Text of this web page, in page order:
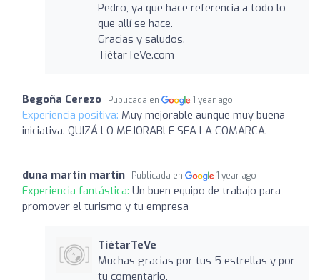
Pedro, ya que hace referencia a todo lo
que allí se hace.
Gracias y saludos.
TiétarTeVe.com
Begoña Cerezo Publicada en 1 year ago
Experiencia positiva: Muy mejorable aunque muy buena
iniciativa. QUIZÁ LO MEJORABLE SEA LA COMARCA.
duna martin martin Publicada en 1 year ago
Experiencia fantástica: Un buen equipo de trabajo para
promover el turismo y tu empresa
TiétarTeVe
Muchas gracias por tus 5 estrellas y por
tu comentario.